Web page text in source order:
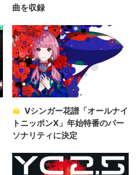
曲を収録
Vシンガー花譜「オールナイ
トニッポンX」年始特番のパー
ソナリティに決定